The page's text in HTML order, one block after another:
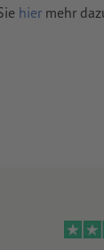
hier mehr